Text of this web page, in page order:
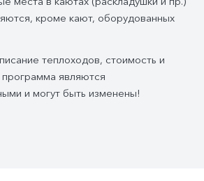
дней до 10 дней включительно: 1
до 20 дней включительно: 3
кроме кают, оборудованных
теплоходов, стоимость и
программа являются
и могут быть изменены!